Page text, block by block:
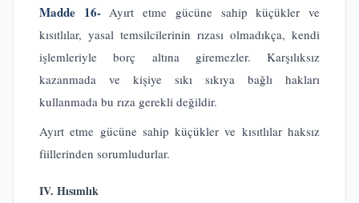
Madde 16-Ayırt etme gücüne sahip küçükler ve
kısıtlılar, yasal temsilcilerinin rızası olmadıkça, kendi
işlemleriyle borç altına giremezler. Karşılıksız
kazanmada ve kişiye sıkı sıkıya bağlı hakları
kullanmada bu rıza gerekli değildir.
Ayırt etme gücüne sahip küçükler ve kısıtlılar haksız
fiillerinden sorumludurlar.
IV. Hısımlık